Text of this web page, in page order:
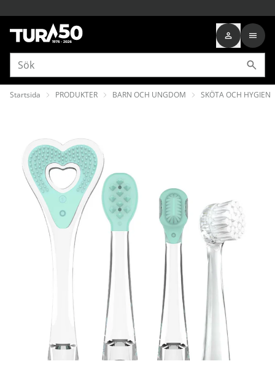
Startsida PRODUKTER BARN OCH UNGDOM SKÖTA OCH HYGIEN